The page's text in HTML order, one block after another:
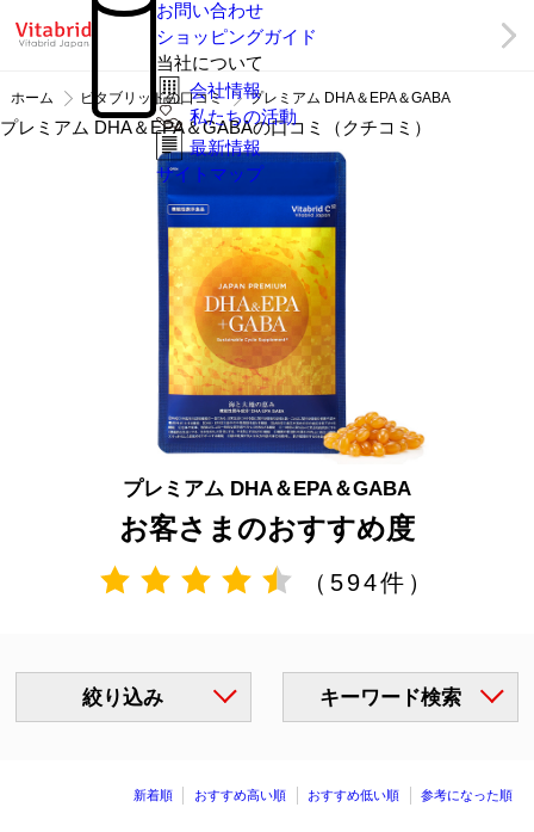
お問い合わせ
ショッピングガイド
当社について
会社情報
私たちの活動
最新情報
サイトマップ
ホーム ビタブリッドの口コミ プレミアム DHA＆EPA＆GABA
プレミアム DHA＆EPA＆GABAの口コミ（クチコミ）
プレミアム DHA＆EPA＆GABA
お客さまのおすすめ度
（594件）
絞り込み キーワード検索
新着順 おすすめ高い順 おすすめ低い順 参考になった順